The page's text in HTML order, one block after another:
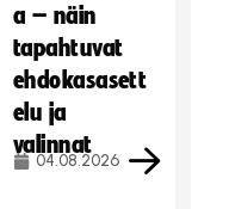
a – näin
tapahtuvat
ehdokasasett
elu ja
valinnat
04.08.2026